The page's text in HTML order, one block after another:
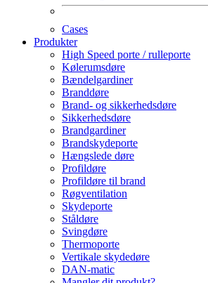
Cases
Produkter
High Speed porte / rulleporte
Kølerumsdøre
Bændelgardiner
Branddøre
Brand- og sikkerhedsdøre
Sikkerhedsdøre
Brandgardiner
Brandskydeporte
Hængslede døre
Profildøre
Profildøre til brand
Røgventilation
Skydeporte
Ståldøre
Svingdøre
Thermoporte
Vertikale skydedøre
DAN-matic